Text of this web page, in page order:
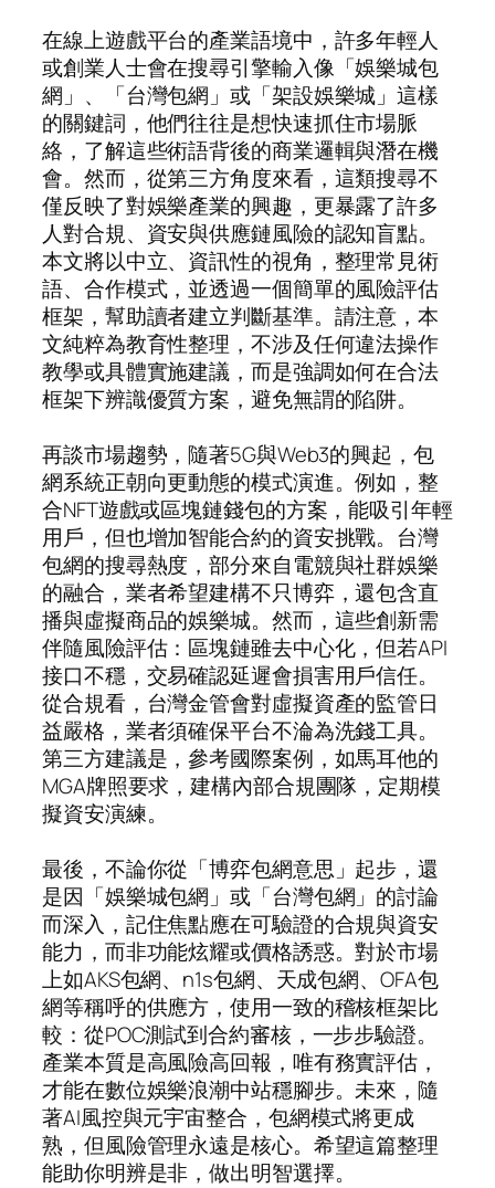
在線上遊戲平台的產業語境中，許多年輕人
或創業人士會在搜尋引擎輸入像「娛樂城包
網」、「台灣包網」或「架設娛樂城」這樣
的關鍵詞，他們往往是想快速抓住市場脈
絡，了解這些術語背後的商業邏輯與潛在機
會。然而，從第三方角度來看，這類搜尋不
僅反映了對娛樂產業的興趣，更暴露了許多
人對合規、資安與供應鏈風險的認知盲點。
本文將以中立、資訊性的視角，整理常見術
語、合作模式，並透過一個簡單的風險評估
框架，幫助讀者建立判斷基準。請注意，本
文純粹為教育性整理，不涉及任何違法操作
教學或具體實施建議，而是強調如何在合法
框架下辨識優質方案，避免無謂的陷阱。
再談市場趨勢，隨著5G與Web3的興起，包
網系統正朝向更動態的模式演進。例如，整
合NFT遊戲或區塊鏈錢包的方案，能吸引年輕
用戶，但也增加智能合約的資安挑戰。台灣
包網的搜尋熱度，部分來自電競與社群娛樂
的融合，業者希望建構不只博弈，還包含直
播與虛擬商品的娛樂城。然而，這些創新需
伴隨風險評估：區塊鏈雖去中心化，但若API
接口不穩，交易確認延遲會損害用戶信任。
從合規看，台灣金管會對虛擬資產的監管日
益嚴格，業者須確保平台不淪為洗錢工具。
第三方建議是，參考國際案例，如馬耳他的
MGA牌照要求，建構內部合規團隊，定期模
擬資安演練。
最後，不論你從「博弈包網意思」起步，還
是因「娛樂城包網」或「台灣包網」的討論
而深入，記住焦點應在可驗證的合規與資安
能力，而非功能炫耀或價格誘惑。對於市場
上如AKS包網、n1s包網、天成包網、OFA包
網等稱呼的供應方，使用一致的稽核框架比
較：從POC測試到合約審核，一步步驗證。
產業本質是高風險高回報，唯有務實評估，
才能在數位娛樂浪潮中站穩腳步。未來，隨
著AI風控與元宇宙整合，包網模式將更成
熟，但風險管理永遠是核心。希望這篇整理
能助你明辨是非，做出明智選擇。